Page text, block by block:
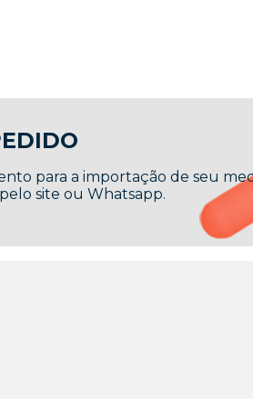
para a importação de seu
site ou Whatsapp.